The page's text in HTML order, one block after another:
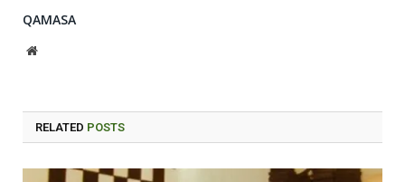
QAMASA
Website
RELATED POSTS